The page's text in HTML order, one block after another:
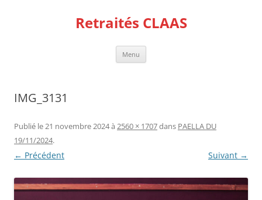
Retraités CLAAS
Menu
IMG_3131
Publié le21 novembre 2024à 2560 × 1707dans PAELLA DU
19/11/2024.
← Précédent Suivant →